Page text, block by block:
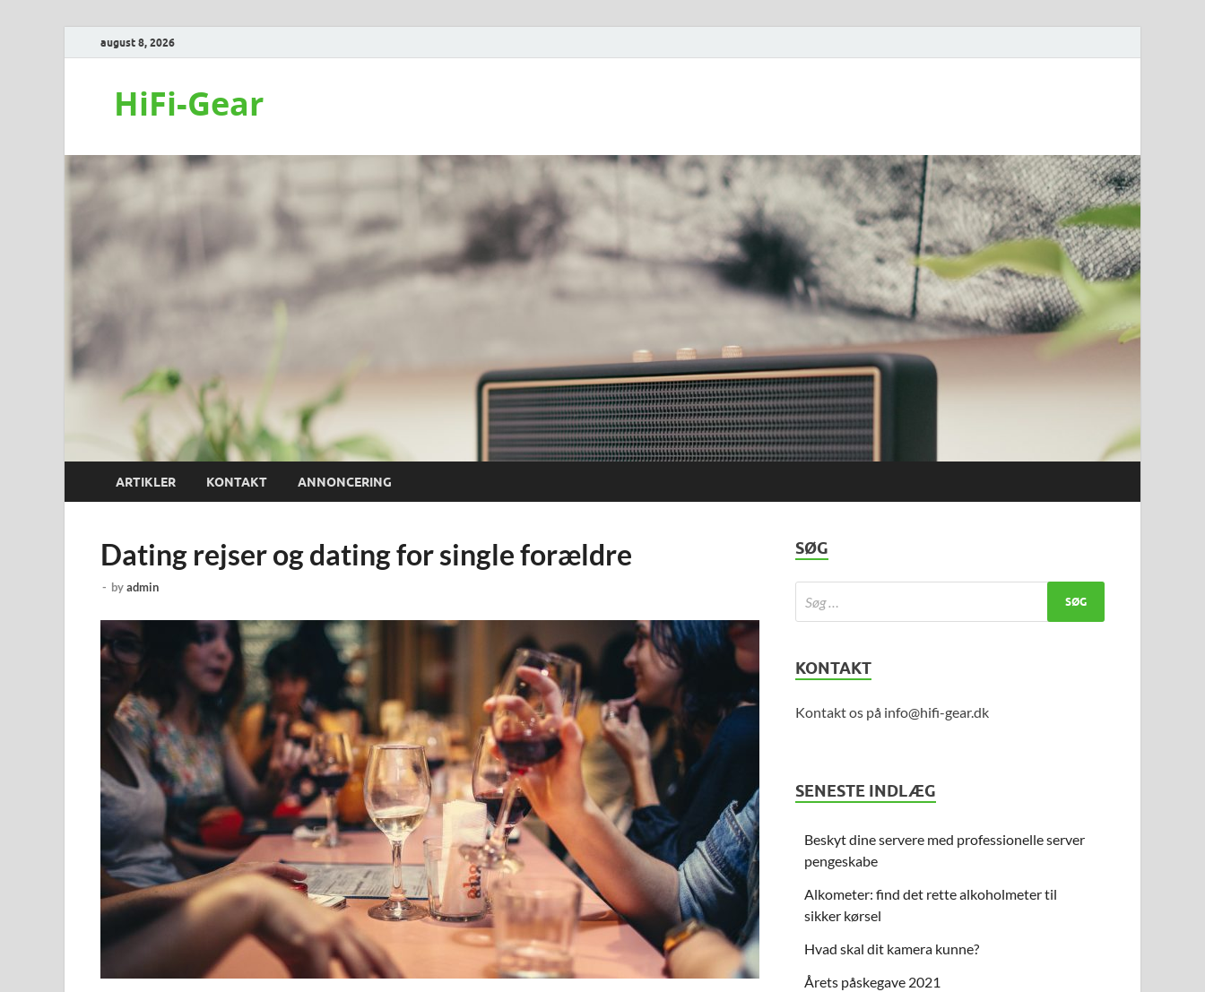
august 8, 2026
HiFi-Gear
ARTIKLER KONTAKT ANNONCERING
Dating rejser og dating for single forældre
- byadmin
SØG
KONTAKT
Kontakt os på info@hifi-gear.dk
SENESTE INDLÆG
Beskyt dine servere med professionelle server
pengeskabe
Alkometer: find det rette alkoholmeter til
sikker kørsel
Hvad skal dit kamera kunne?
Årets påskegave 2021